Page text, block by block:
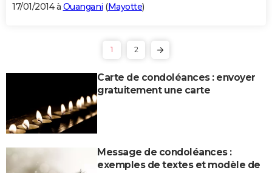
17/01/2014 à Ouangani (Mayotte)
1 2
Carte de condoléances : envoyer
gratuitement une carte
Message de condoléances :
exemples de textes et modèle de